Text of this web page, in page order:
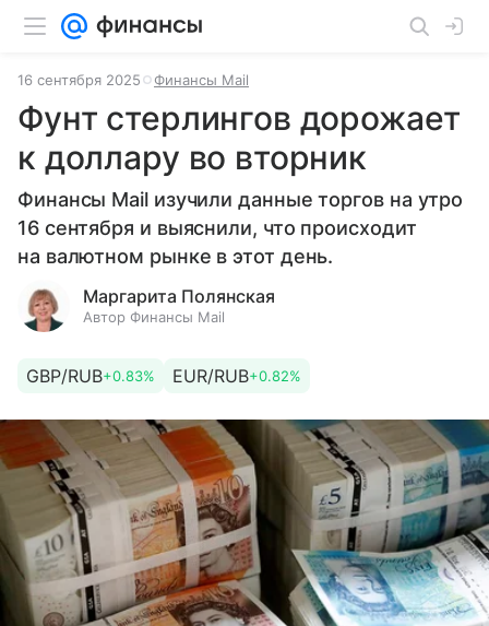
16 сентября 2025 Финансы Mail
Фунт стерлингов дорожает
к доллару во вторник
Финансы Mail изучили данные торгов на утро
16 сентября и выяснили, что происходит
на валютном рынке в этот день.
Маргарита Полянская
Автор Финансы Mail
GBP/RUB+0.83% EUR/RUB+0.82%